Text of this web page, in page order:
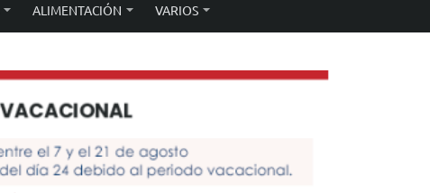
ALIMENTACIÓN VARIOS